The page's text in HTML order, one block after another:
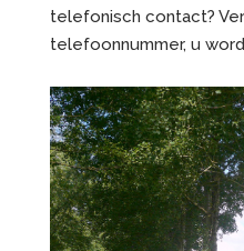
telefonisch contact?
telefoonnummer, u